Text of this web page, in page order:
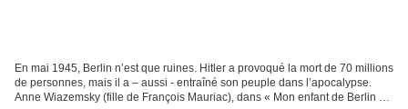
En mai 1945, Berlin n’est que ruines. Hitler a provoqué la mort de 70 millions
de personnes, mais il a – aussi - entraîné son peuple dans l’apocalypse.
Anne Wiazemsky (fille de François Mauriac), dans « Mon enfant de Berlin »,